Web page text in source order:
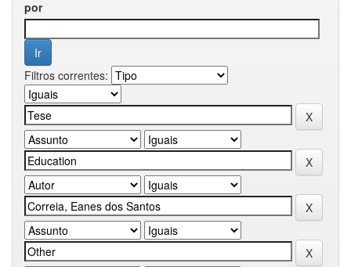
por
Filtros correntes: